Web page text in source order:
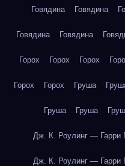
Говядина Говядина
Говядина Говядина
Горох Горох Горох
Горох Горох Груша
Груша Груша
Дж. К. Роулинг — Гарри
Дж. К. Роулинг — Гарри